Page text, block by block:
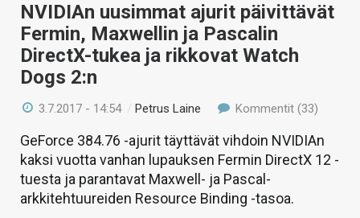
NVIDIAn uusimmat ajurit päivittävät
Fermin, Maxwellin ja Pascalin
DirectX-tukea ja rikkovat Watch
Dogs 2:n
3.7.2017 - 14:54 /Petrus Laine Kommentit (33)
GeForce 384.76 -ajurit täyttävät vihdoin NVIDIAn
kaksi vuotta vanhan lupauksen Fermin DirectX 12 -
tuesta ja parantavat Maxwell- ja Pascal-
arkkitehtuureiden Resource Binding -tasoa.